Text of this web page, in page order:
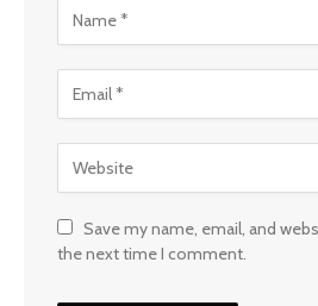
Save my name, email, and
the next time I comment.